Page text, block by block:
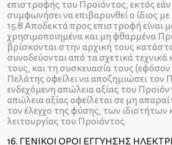
επιστροφής του Προϊόντος, εκτός
συμφωνήσει να επιβαρυνθεί ο ίδιος
15.8 Αποδεκτά προς επιστροφή είναι
χρησιμοποιημένα και μη φθαρμένα
βρίσκονται στην αρχική τους
συνοδεύονται από τα σχετικά τεχνικά
τους, και τη συσκευασία τους (εφόσον
Πελάτης οφείλει να αποζημιώσει τον
ενδεχόμενη απώλεια αξίας του
απώλεια αξίας οφείλεται σε μη
τον έλεγχο της φύσης, των ιδιοτήτων
λειτουργίας του Προϊόντος.
16. ΓΕΝΙΚΟΙ ΟΡΟΙ ΕΓΓΥΗΣΗΣ